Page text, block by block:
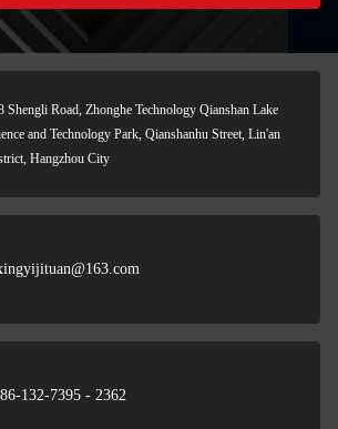
Shengli Road, Zhonghe Technology Qianshan Lake
and Technology Park, Qianshanhu Street, Lin'an
Hangzhou City
132-7395 - 2362